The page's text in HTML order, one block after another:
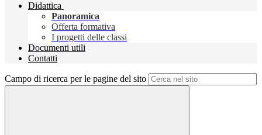
Didattica
Panoramica
Offerta formativa
I progetti delle classi
Documenti utili
Contatti
Campo di ricerca per le pagine del sito